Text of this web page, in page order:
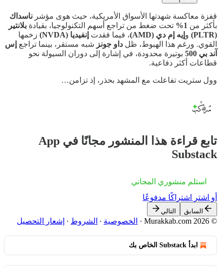
قفزة معاكسة شهدتها الأسواق الأمريكية، حيث هوى مؤشر ناسداك
بأكثر من 1% تحت ضغط من تراجع أسهم التكنولوجيا، بقيادة بلانتير
(PLTR)
و إيه إم دي (AMD) ، فيما فقدت إنفيديا (NVDA)
زخمها
القوي. ورغم هذا الهبوط، ظل داو جونز شبه مستقر، بينما تراجع إس
آند بي 500
بوتيرة محدودة، في إشارة إلى دوران السيولة نحو
قطاعات أكثر دفاعية.
وول ستريت تفاعلت مع المشهد بحذر، إذ تزامن…
تابع قراءة هذا المنشور مجانًا في App
Substack
استلم منشوري المجاني
أو اشترِ اشتراكًا مدفوعًا
السابق التالي
© 2026 Murakkab.com
· الخصوصية ∙ الشروط ∙ إشعار التحصيل
ابدأ Substack الخاص بك